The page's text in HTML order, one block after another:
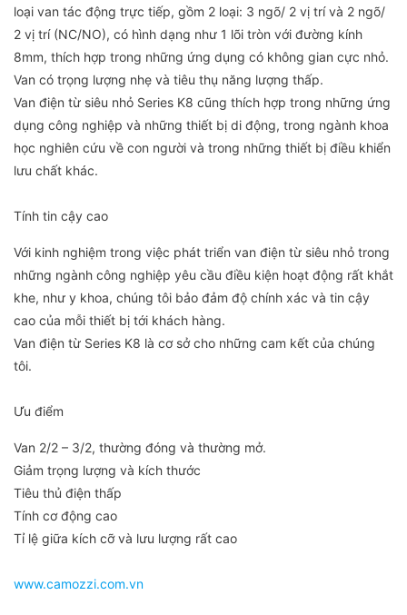
loại van tác động trực tiếp, gồm 2 loại: 3 ngõ/ 2 vị trí và 2 ngõ/
2 vị trí (NC/NO), có hình dạng như 1 lõi tròn với đường kính
8mm, thích hợp trong những ứng dụng có không gian cực nhỏ.
Van có trọng lượng nhẹ và tiêu thụ năng lượng thấp.
Van điện từ siêu nhỏ Series K8 cũng thích hợp trong những ứng
dụng công nghiệp và những thiết bị di động, trong ngành khoa
học nghiên cứu về con người và trong những thiết bị điều khiển
lưu chất khác.
Tính tin cậy cao
Với kinh nghiệm trong việc phát triển van điện từ siêu nhỏ trong
những ngành công nghiệp yêu cầu điều kiện hoạt động rất khắt
khe, như y khoa, chúng tôi bảo đảm độ chính xác và tin cậy
cao của mỗi thiết bị tới khách hàng.
Van điện từ Series K8 là cơ sở cho những cam kết của chúng
tôi.
Ưu điểm
Van 2/2 – 3/2, thường đóng và thường mở.
Giảm trọng lượng và kích thước
Tiêu thủ điện thấp
Tính cơ động cao
Tỉ lệ giữa kích cỡ và lưu lượng rất cao
www.camozzi.com.vn